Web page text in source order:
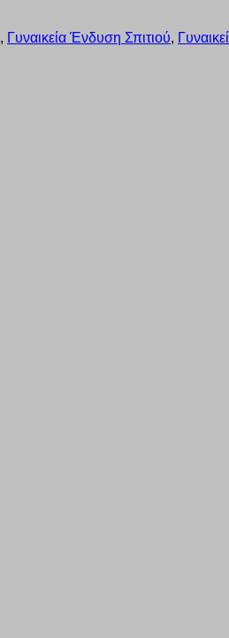
, Γυναικεία Ένδυση Σπιτιού,